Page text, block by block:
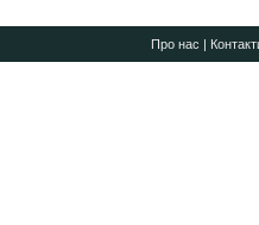
Про нас |